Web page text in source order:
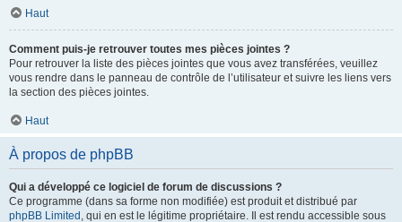
Haut
Comment puis-je retrouver toutes mes pièces jointes ?
Pour retrouver la liste des pièces jointes que vous avez transférées, veuillez
vous rendre dans le panneau de contrôle de l’utilisateur et suivre les liens vers
la section des pièces jointes.
Haut
À propos de phpBB
Qui a développé ce logiciel de forum de discussions ?
Ce programme (dans sa forme non modifiée) est produit et distribué par
phpBB Limited , qui en est le légitime propriétaire. Il est rendu accessible sous